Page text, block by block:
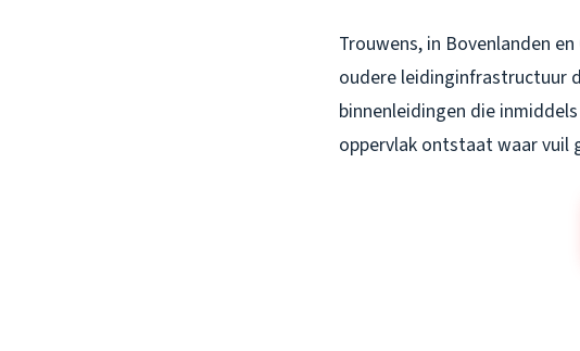
Trouwens, in Bovenlanden
oudere leidinginfrastructuur
binnenleidingen die
oppervlak ontstaat waar vuil